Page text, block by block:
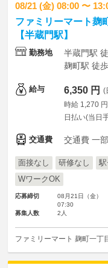
08/21 (金) 08:00 〜
ファミリーマート麹
【半蔵門駅】
勤務地
半蔵門駅
麹町駅 徒
給与 6,350 円 (
時給 1,270 円
日払い(当日
交通費 交通費 一
面接なし 研修なし 駅
WワークOK
応募締切
08月21日（金）
07:30
募集人数
2人
ファミリーマート 麹町一丁